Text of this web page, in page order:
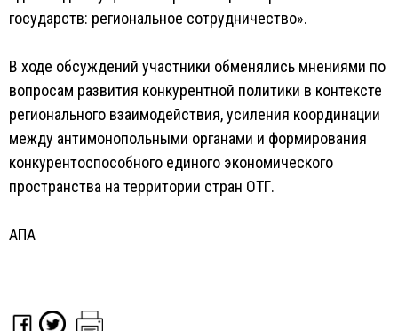
государств: региональное сотрудничество».
В ходе обсуждений участники обменялись мнениями по
вопросам развития конкурентной политики в контексте
регионального взаимодействия, усиления координации
между антимонопольными органами и формирования
конкурентоспособного единого экономического
пространства на территории стран ОТГ.
АПА